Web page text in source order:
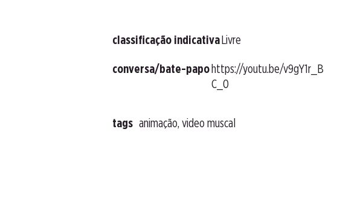
classificação indicativa Livre
conversa/bate-papo https://youtu.be/v9gY1r_B
C_0
tags animação, video muscal